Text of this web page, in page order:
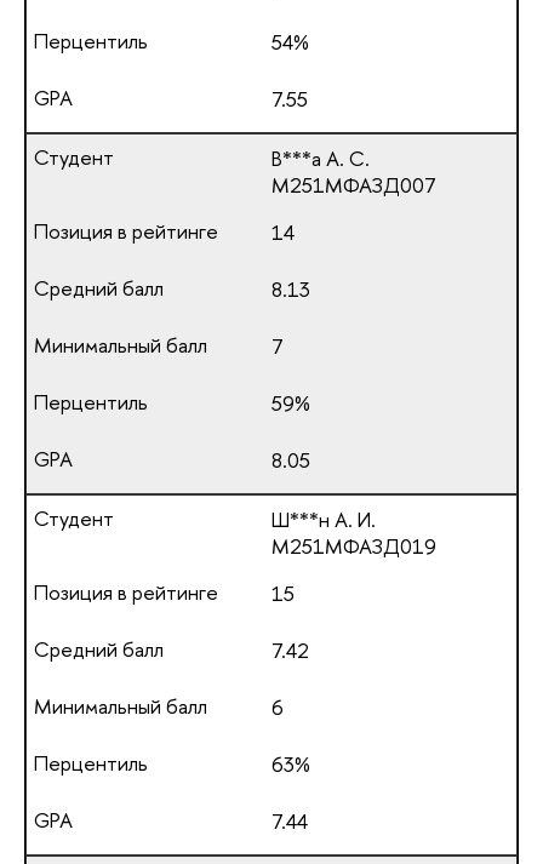
54%
7.55
В***а А. С.
М251МФАЗД007
14
8.13
7
59%
8.05
Ш***н А. И.
М251МФАЗД019
15
7.42
6
63%
7.44